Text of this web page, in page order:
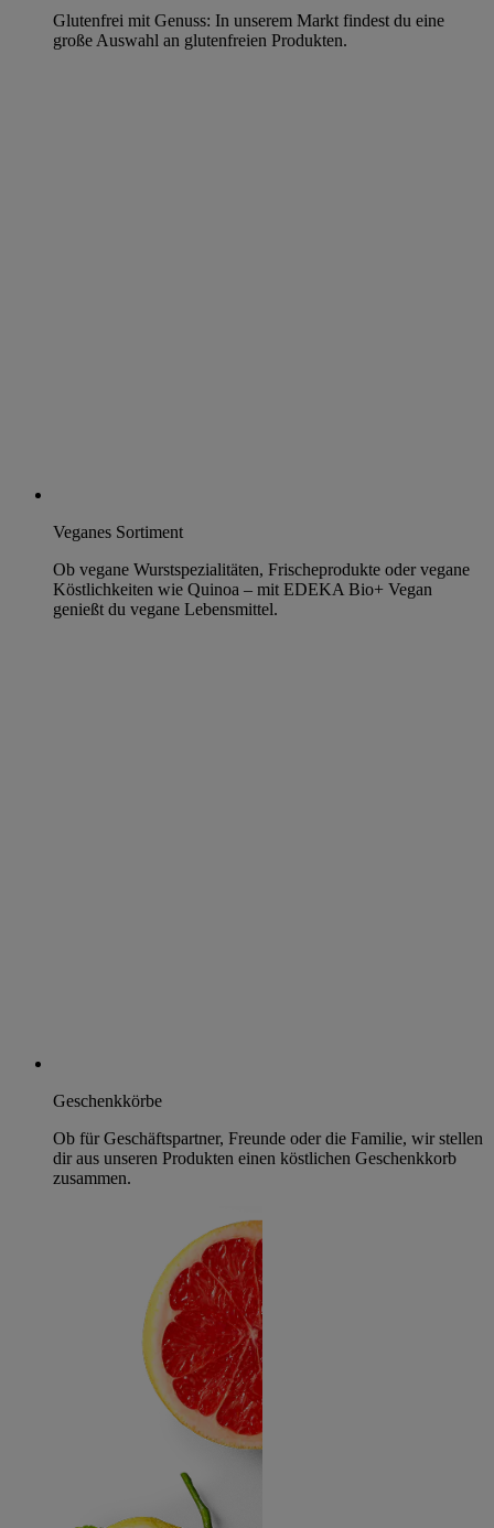
Glutenfrei mit Genuss: In unserem Markt findest du eine
große Auswahl an glutenfreien Produkten.
Veganes Sortiment
Ob vegane Wurstspezialitäten, Frischeprodukte oder vegane
Köstlichkeiten wie Quinoa – mit EDEKA Bio+ Vegan
genießt du vegane Lebensmittel.
Geschenkkörbe
Ob für Geschäftspartner, Freunde oder die Familie, wir stellen
dir aus unseren Produkten einen köstlichen Geschenkkorb
zusammen.